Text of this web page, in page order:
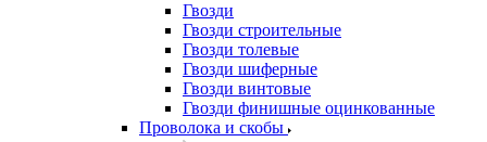
Гвозди
Гвозди строительные
Гвозди толевые
Гвозди шиферные
Гвозди винтовые
Гвозди финишные оцинкованные
Проволока и скобы